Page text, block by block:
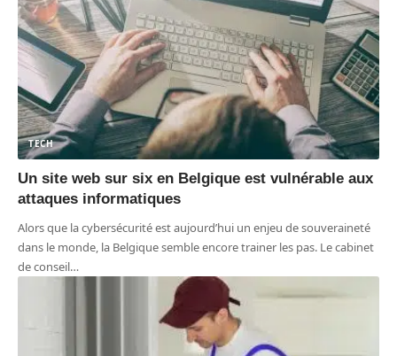
TECH
Un site web sur six en Belgique est vulnérable aux
attaques informatiques
Alors que la cybersécurité est aujourd’hui un enjeu de souveraineté
dans le monde, la Belgique semble encore trainer les pas. Le cabinet
de conseil…